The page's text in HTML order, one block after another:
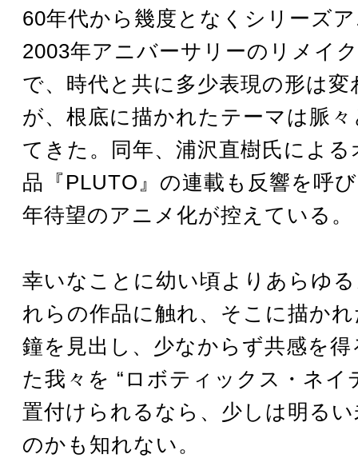
60年代から幾度となくシリーズ
2003年アニバーサリーのリメイ
で、時代と共に多少表現の形は
が、根底に描かれたテーマは脈
てきた。同年、浦沢直樹氏によ
品『PLUTO』の連載も反響を呼
年待望のアニメ化が控えている。
幸いなことに幼い頃よりあらゆ
れらの作品に触れ、そこに描か
鐘を見出し、少なからず共感を
た我々を “ロボティックス・ネイ
置付けられるなら、少しは明る
のかも知れない。